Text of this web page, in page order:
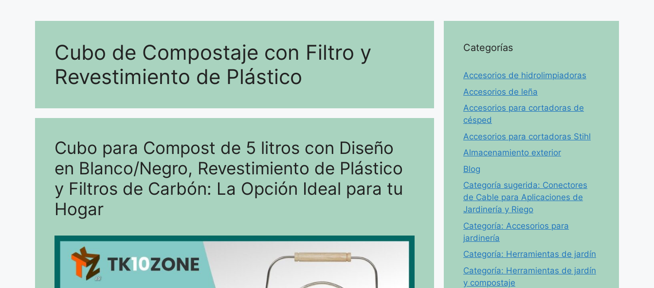
Cubo de Compostaje con Filtro y
Revestimiento de Plástico
Cubo para Compost de 5 litros con Diseño
en Blanco/Negro, Revestimiento de Plástico
y Filtros de Carbón: La Opción Ideal para tu
Hogar
Categorías
Accesorios de hidrolimpiadoras
Accesorios de leña
Accesorios para cortadoras de
césped
Accesorios para cortadoras Stihl
Almacenamiento exterior
Blog
Categoría sugerida: Conectores
de Cable para Aplicaciones de
Jardinería y Riego
Categoría: Accesorios para
jardinería
Categoría: Herramientas de jardín
Categoría: Herramientas de jardín
y compostaje